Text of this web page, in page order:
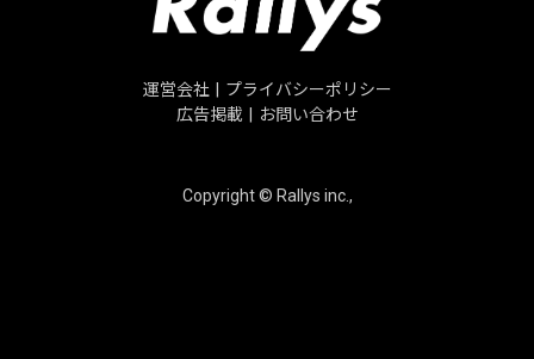
運営会社
プライバシーポリシー
広告掲載
お問い合わせ
Copyright © Rallys inc.,